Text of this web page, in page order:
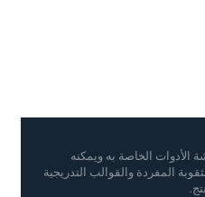
الأدوات الخاصة به ويمكنه
المفردة والقوالب التدريجية